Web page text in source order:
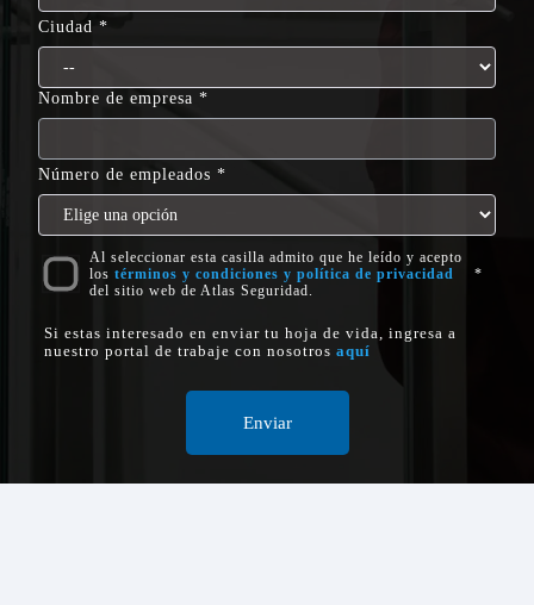
Ciudad
Nombre de empresa
Número de empleados
Al seleccionar esta casilla admito que he leído y acepto
lostérminos y condiciones y política de privacidad
del sitio web de Atlas Seguridad.
Si estas interesado en enviar tu hoja de vida, ingresa a
nuestro portal de trabaje con nosotros aquí